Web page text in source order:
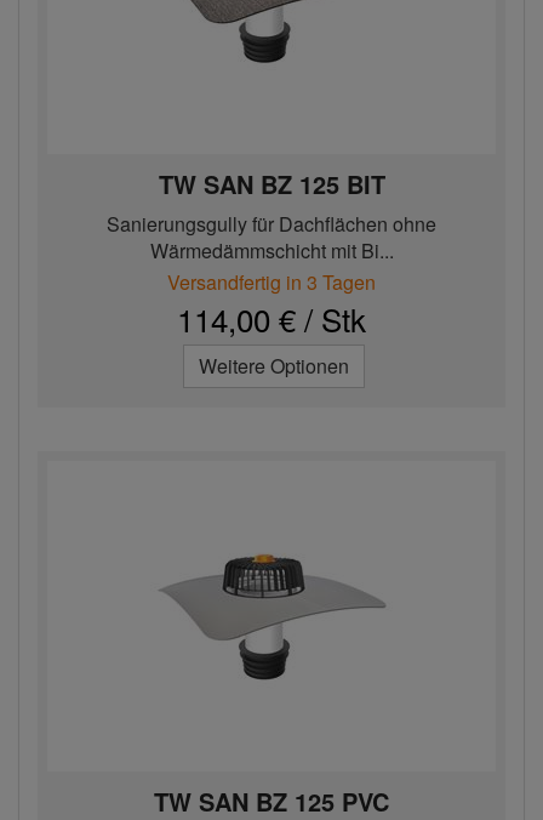
TW SAN BZ 125 BIT
Sanierungsgully für Dachflächen ohne
Wärmedämmschicht mit Bi...
Versandfertig in 3 Tagen
114,00 € / Stk
Weitere Optionen
TW SAN BZ 125 PVC